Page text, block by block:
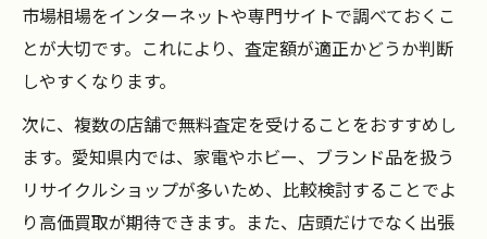
市場相場をインターネットや専門サイトで調べておくこ
とが大切です。これにより、査定額が適正かどうか判断
しやすくなります。
次に、複数の店舗で無料査定を受けることをおすすめし
ます。愛知県内では、家電やホビー、ブランド品を扱う
リサイクルショップが多いため、比較検討することでよ
り高価買取が期待できます。また、店頭だけでなく出張